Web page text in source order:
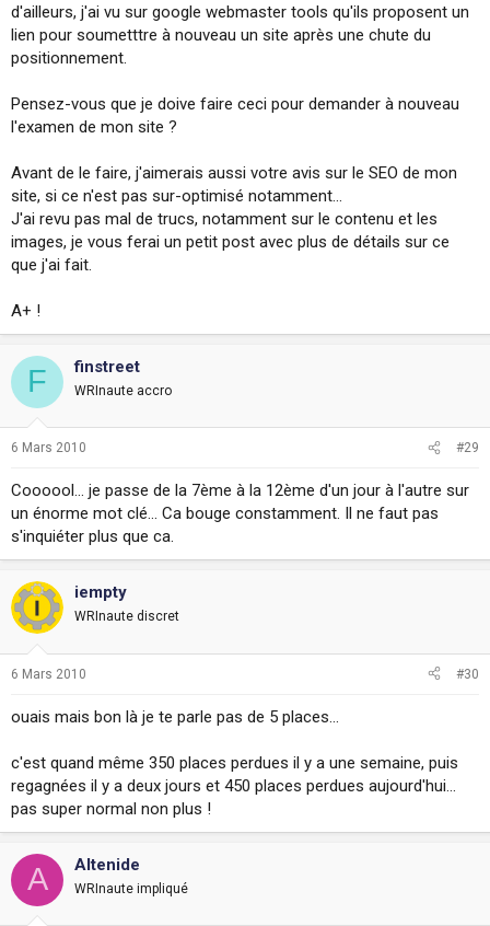
d'ailleurs, j'ai vu sur google webmaster tools qu'ils proposent un
lien pour soumetttre à nouveau un site après une chute du
positionnement.
Pensez-vous que je doive faire ceci pour demander à nouveau
l'examen de mon site ?
Avant de le faire, j'aimerais aussi votre avis sur le SEO de mon
site, si ce n'est pas sur-optimisé notamment...
J'ai revu pas mal de trucs, notamment sur le contenu et les
images, je vous ferai un petit post avec plus de détails sur ce
que j'ai fait.
A+ !
F finstreet
WRInaute accro
6 Mars 2010 #29
Coooool... je passe de la 7ème à la 12ème d'un jour à l'autre sur
un énorme mot clé... Ca bouge constamment. Il ne faut pas
s'inquiéter plus que ca.
iempty
WRInaute discret
6 Mars 2010 #30
ouais mais bon là je te parle pas de 5 places...
c'est quand même 350 places perdues il y a une semaine, puis
regagnées il y a deux jours et 450 places perdues aujourd'hui...
pas super normal non plus !
A Altenide
WRInaute impliqué